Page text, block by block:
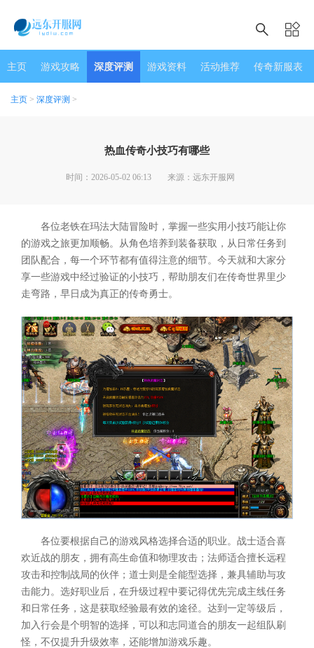
主页 游戏攻略 深度评测 游戏资料 活动推荐 传奇新服表
主页 > 深度评测 >
热血传奇小技巧有哪些
时间：2026-05-02 06:13 来源：远东开服网
各位老铁在玛法大陆冒险时，掌握一些实用小技巧能让你
的游戏之旅更加顺畅。从角色培养到装备获取，从日常任务到
团队配合，每一个环节都有值得注意的细节。今天就和大家分
享一些游戏中经过验证的小技巧，帮助朋友们在传奇世界里少
走弯路，早日成为真正的传奇勇士。
各位要根据自己的游戏风格选择合适的职业。战士适合喜
欢近战的朋友，拥有高生命值和物理攻击；法师适合擅长远程
攻击和控制战局的伙伴；道士则是全能型选择，兼具辅助与攻
击能力。选好职业后，在升级过程中要记得优先完成主线任务
和日常任务，这是获取经验最有效的途径。达到一定等级后，
加入行会是个明智的选择，可以和志同道合的朋友一起组队刷
怪，不仅提升升级效率，还能增加游戏乐趣。